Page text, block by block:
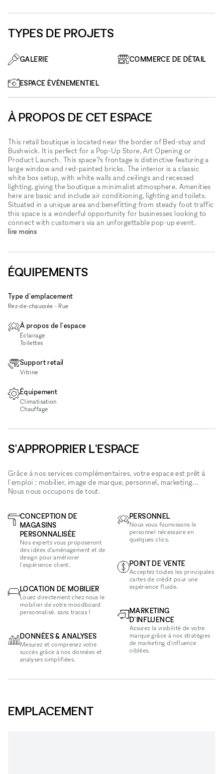
TYPES DE PROJETS
GALERIE COMMERCE DE DÉTAIL
ESPACE ÉVÉNEMENTIEL
À PROPOS DE CET ESPACE
This retail boutique is located near the border of Bed-stuy and
Bushwick. It is perfect for a Pop-Up Store, Art Opening or
Product Launch. This space?s frontage is distinctive featuring a
large window and red-painted bricks. The interior is a classic
white box setup, with white walls and ceilings and recessed
lighting, giving the boutique a minimalist atmosphere. Amenities
here are basic and include air conditioning, lighting and toilets.
Situated in a unique area and benefitting from steady foot traffic
this space is a wonderful opportunity for businesses looking to
connect with customers via an unforgettable pop-up event.
lire moins
ÉQUIPEMENTS
Type d'emplacement
Rez-de-chaussée - Rue
À propos de l'espace
Éclairage
Toilettes
Support retail
Vitrine
Équipement
Climatisation
Chauffage
S'APPROPRIER L'ESPACE
Grâce à nos services complémentaires, votre espace est prêt à
l'emploi : mobilier, image de marque, personnel, marketing...
Nous nous occupons de tout.
CONCEPTION DE
MAGASINS
PERSONNALISÉE
Nos experts vous proposeront
des idées d'aménagement et de
design pour améliorer
l'expérience client.
LOCATION DE MOBILIER
Louez directement chez nous le
mobilier de votre moodboard
personnalisé, sans tracas !
DONNÉES & ANALYSES
Mesurez et comprenez votre
succès grâce à nos données et
analyses simplifiées.
PERSONNEL
Nous vous fournissons le
personnel nécessaire en
quelques clics.
POINT DE VENTE
Acceptez toutes les principales
cartes de crédit pour une
expérience fluide.
MARKETING
D'INFLUENCE
Assurez la visibilité de votre
marque grâce à nos stratégies
de marketing d'influence
ciblées.
EMPLACEMENT